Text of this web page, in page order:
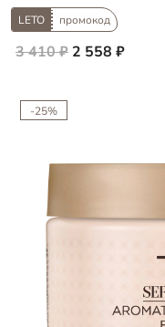
LETO промокод
3 410 ₽ 2 558 ₽
-25%